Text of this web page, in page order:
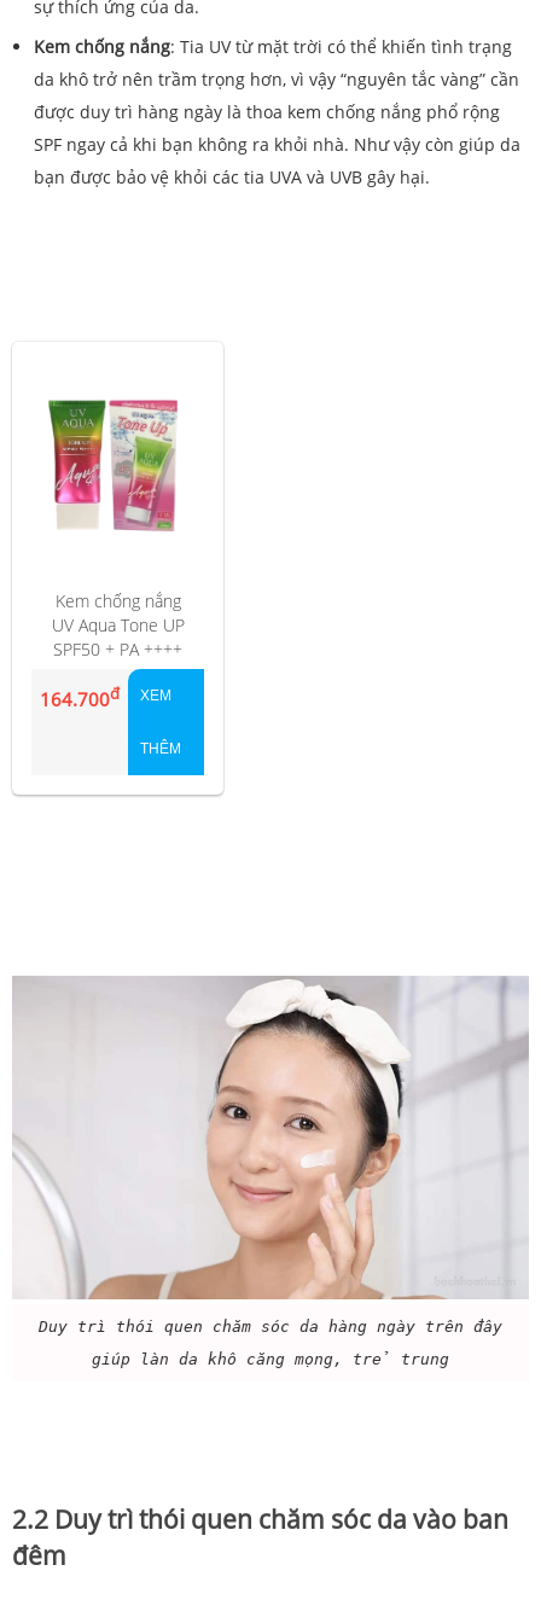
sự thích ứng của da.
Kem chống nắng: Tia UV từ mặt trời có thể khiến tình trạng
da khô trở nên trầm trọng hơn, vì vậy “nguyên tắc vàng” cần
được duy trì hàng ngày là thoa kem chống nắng phổ rộng
SPF ngay cả khi bạn không ra khỏi nhà. Như vậy còn giúp da
bạn được bảo vệ khỏi các tia UVA và UVB gây hại.
Kem chống nắng
UV Aqua Tone UP
SPF50 + PA ++++
Thái Lan
164.700đ XEM
THÊM
Duy trì thói quen chăm sóc da hàng ngày trên đây
giúp làn da khô căng mọng, trẻ trung
2.2 Duy trì thói quen chăm sóc da vào ban
đêm